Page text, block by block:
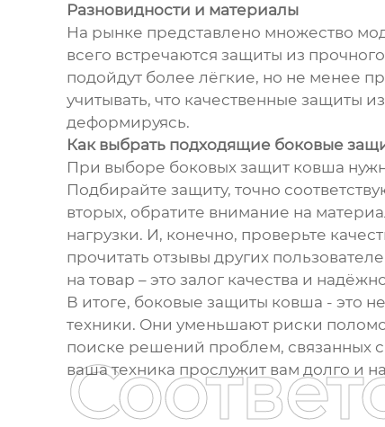
Разновидности и материалы
На рынке представлено множество
всего встречаются защиты из
подойдут более лёгкие, но не менее
учитывать, что качественные защиты
деформируясь.
Как выбрать подходящие боковые
При выборе боковых защит ковша
Подбирайте защиту, точно
вторых, обратите внимание на
нагрузки. И, конечно, проверьте
прочитать отзывы других
на товар – это залог качества и
В итоге, боковые защиты ковша - это
техники. Они уменьшают риски
поиске решений проблем, связанных
ваша техника прослужит вам долго и